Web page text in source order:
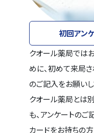
初回アン
クオール薬局では
めに、初めて来局
のご記入をお願い
クオール薬局とは
も、アンケートの
カードをお持ちの